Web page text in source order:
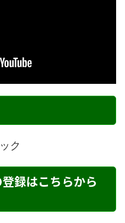
ク
録はこちらから